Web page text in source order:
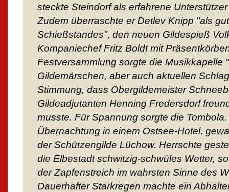
steckte Steindorf als erfahrene
Zudem überraschte er Detlev Knipp "als
Schießstandes", den neuen Gildespieß
Kompaniechef Fritz Boldt mit
Festversammlung sorgte die Musikkapelle
Gildemärschen, aber auch aktuellen
Stimmung, dass Obergildemeister
Gildeadjutanten Henning Fredersdorf
musste. Für Spannung sorgte die
Übernachtung in einem Ostsee-Hotel,
der Schützengilde Lüchow. Herrschte
die Elbestadt schwitzig-schwüles Wetter,
der Zapfenstreich im wahrsten Sinne des
Dauerhafter Starkregen machte ein